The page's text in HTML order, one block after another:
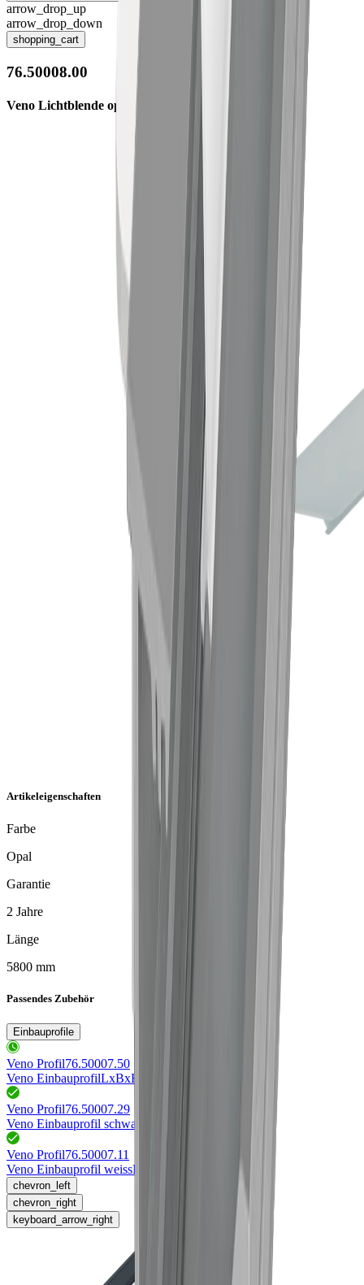
arrow_drop_up
arrow_drop_down
shopping_cart
76.50008.00
Veno Lichtblende opal, 5800mm
Artikeleigenschaften
Farbe
Opal
Garantie
2 Jahre
Länge
5800 mm
Passendes Zubehör
Einbauprofile
Veno Profil76.50007.50
Veno EinbauprofilLxBxH 5800x39x13mm
Veno Profil76.50007.29
Veno Einbauprofil schwarz
Veno Profil76.50007.11
Veno Einbauprofil weissLxBxH 5800x39x13mm
chevron_left
chevron_right
keyboard_arrow_right